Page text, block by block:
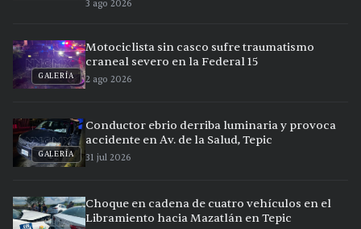
3 ago 2026
GALERÍA
Motociclista sin casco sufre traumatismo
craneal severo en la Federal 15
2 ago 2026
GALERÍA
Conductor ebrio derriba luminaria y provoca
accidente en Av. de la Salud, Tepic
31 jul 2026
Choque en cadena de cuatro vehículos en el
Libramiento hacia Mazatlán en Tepic